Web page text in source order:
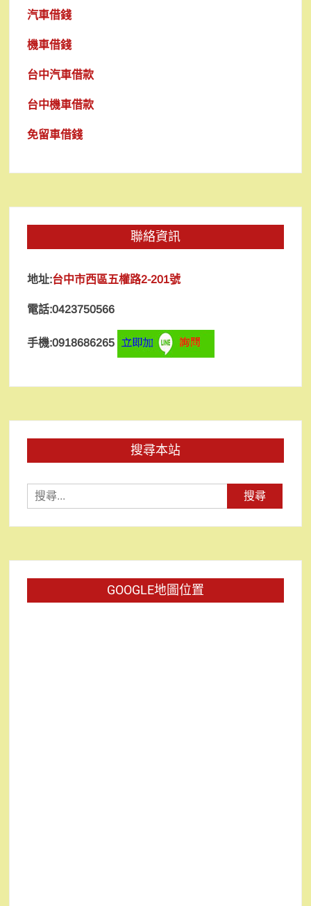
汽車借錢
機車借錢
台中汽車借款
台中機車借款
免留車借錢
聯絡資訊
地址:台中市西區五權路2-201號
電話:0423750566
手機:0918686265
搜尋本站
尋
關
GOOGLE地圖位置